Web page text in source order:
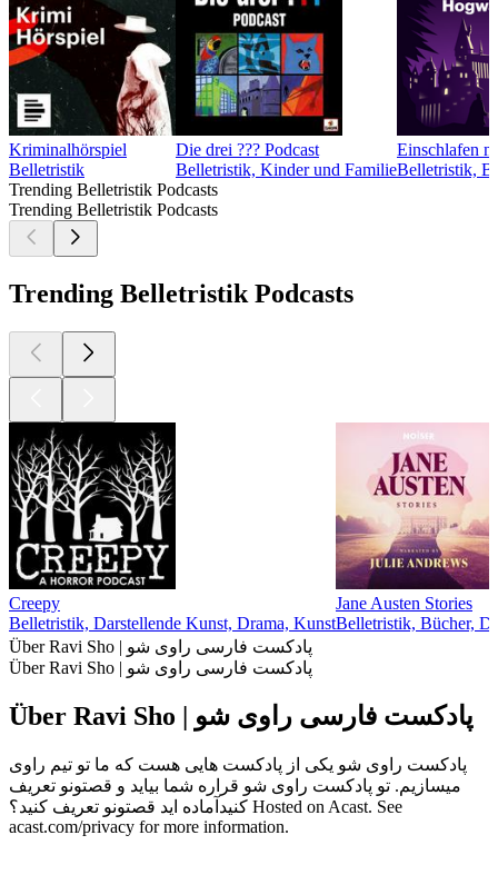
Kriminalhörspiel
Belletristik
Die drei ??? Podcast
Belletristik, Kinder und Familie
Einschlafen
Belletristik,
Trending Belletristik Podcasts
Trending Belletristik Podcasts
Trending Belletristik Podcasts
Creepy
Belletristik, Darstellende Kunst, Drama, Kunst
Jane Austen Stories
Belletristik, Bücher,
Über Ravi Sho | پادکست فارسی راوی شو
Über Ravi Sho | پادکست فارسی راوی شو
Über Ravi Sho | پادکست فارسی راوی شو
پادکست راوی شو یکی از پادکست هایی هست که ما تو تیم راوی
میسازیم. تو پادکست راوی شو قراره شما بیاید و قصتونو تعریف
کنیدآماده اید قصتونو تعریف کنید؟ Hosted on Acast. See
acast.com/privacy for more information.